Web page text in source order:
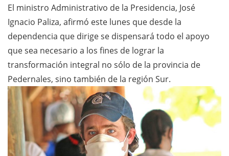
El ministro Administrativo de la Presidencia, José
Ignacio Paliza, afirmó este lunes que desde la
dependencia que dirige se dispensará todo el apoyo
que sea necesario a los fines de lograr la
transformación integral no sólo de la provincia de
Pedernales, sino también de la región Sur.